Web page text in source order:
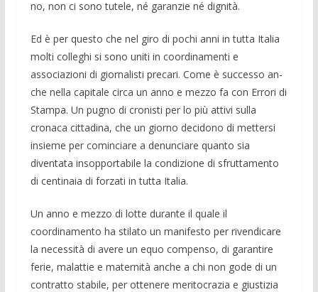
no, non ci sono tutele, né garanzie né dignità.
Ed è per questo che nel giro di pochi anni in tutta Italia
molti colleghi si sono uniti in coordinamenti e
associazioni di giornalisti precari. Come è successo an­
che nella capitale circa un anno e mezzo fa con Errori di
Stampa. Un pugno di cronisti per lo più attivi sulla
cronaca cit­tadina, che un giorno decidono di metter­si
insieme per cominciare a denunciare quanto sia
diventata insopportabile la condizione di sfruttamento
di centinaia di forzati in tutta Italia.
Un anno e mezzo di lotte durante il quale il
coordinamento ha stilato un ma­nifesto per rivendicare
la necessità di avere un equo compenso, di garantire
fe­rie, malattie e maternità anche a chi non gode di un
contratto stabile, per ottenere meritocrazia e giustizia